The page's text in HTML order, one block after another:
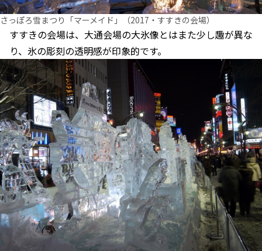
さっぽろ雪まつり「マーメイド」（2017・すすきの会場）
すすきの会場は、大通会場の大氷像とはまた少し趣が異な
り、氷の彫刻の透明感が印象的です。